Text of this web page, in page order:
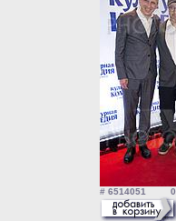
# 6514051 08